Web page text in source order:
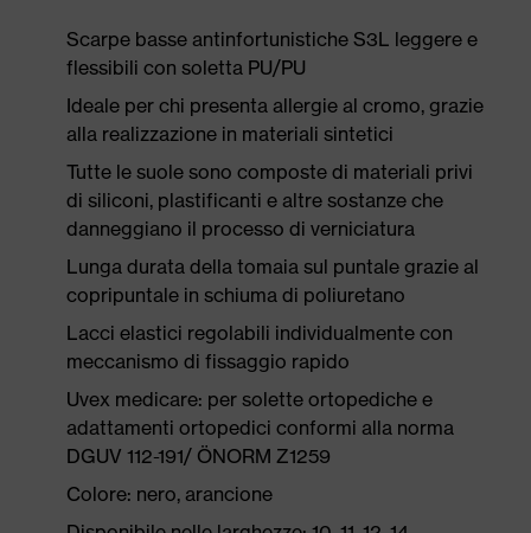
Scarpe basse antinfortunistiche S3L leggere e
flessibili con soletta PU/PU
Ideale per chi presenta allergie al cromo, grazie
alla realizzazione in materiali sintetici
Tutte le suole sono composte di materiali privi
di siliconi, plastificanti e altre sostanze che
danneggiano il processo di verniciatura
Lunga durata della tomaia sul puntale grazie al
copripuntale in schiuma di poliuretano
Lacci elastici regolabili individualmente con
meccanismo di fissaggio rapido
Uvex medicare: per solette ortopediche e
adattamenti ortopedici conformi alla norma
DGUV 112-191/ ÖNORM Z1259
Colore: nero, arancione